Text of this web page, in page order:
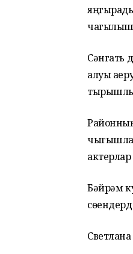
Сәнгать
алуы
Бәйрәм